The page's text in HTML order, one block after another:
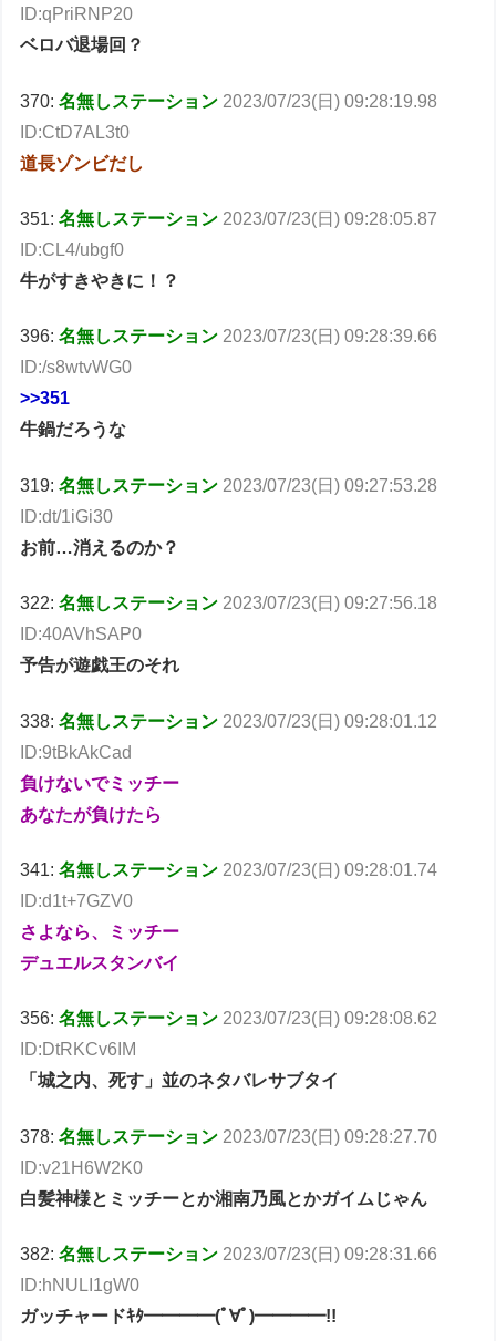
ID:qPriRNP20
ベロバ退場回？
370:名無しステーション 2023/07/23(日) 09:28:19.98
ID:CtD7AL3t0
道長ゾンビだし
351:名無しステーション 2023/07/23(日) 09:28:05.87
ID:CL4/ubgf0
牛がすきやきに！？
396:名無しステーション 2023/07/23(日) 09:28:39.66
ID:/s8wtvWG0
>>351
牛鍋だろうな
319:名無しステーション 2023/07/23(日) 09:27:53.28
ID:dt/1iGi30
お前…消えるのか？
322:名無しステーション 2023/07/23(日) 09:27:56.18
ID:40AVhSAP0
予告が遊戯王のそれ
338:名無しステーション 2023/07/23(日) 09:28:01.12
ID:9tBkAkCad
負けないでミッチー
あなたが負けたら
341:名無しステーション 2023/07/23(日) 09:28:01.74
ID:d1t+7GZV0
さよなら、ミッチー
デュエルスタンバイ
356:名無しステーション 2023/07/23(日) 09:28:08.62
ID:DtRKCv6IM
「城之内、死す」並のネタバレサブタイ
378:名無しステーション 2023/07/23(日) 09:28:27.70
ID:v21H6W2K0
白髪神様とミッチーとか湘南乃風とかガイムじゃん
382:名無しステーション 2023/07/23(日) 09:28:31.66
ID:hNULI1gW0
ガッチャードｷﾀ━━━━(ﾟ∀ﾟ)━━━━!!